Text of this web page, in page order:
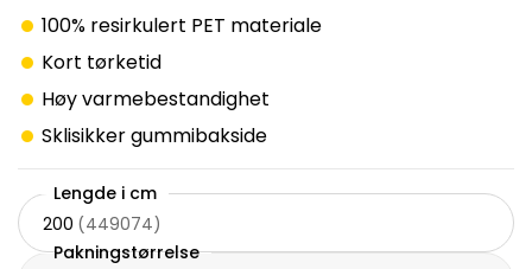
100% resirkulert PET materiale
Kort tørketid
Høy varmebestandighet
Sklisikker gummibakside
Lengde i cm
200 (449074)
Pakningstørrelse